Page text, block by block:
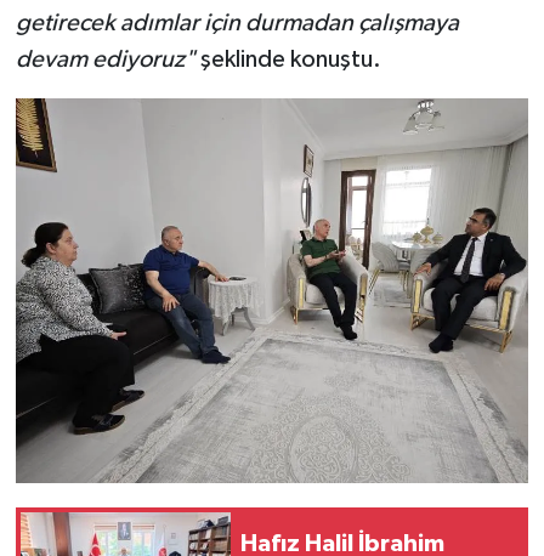
getirecek adımlar için durmadan çalışmaya
devam ediyoruz"şeklinde konuştu.
Hafız Halil İbrahim